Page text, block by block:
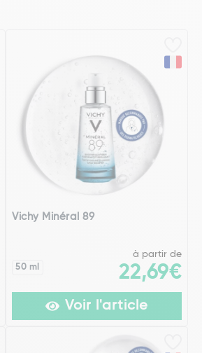
Vichy Minéral 89
50 ml
à partir de
22,69€
Voir l'article